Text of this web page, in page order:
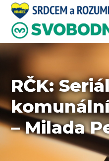
RČK:
– Milada